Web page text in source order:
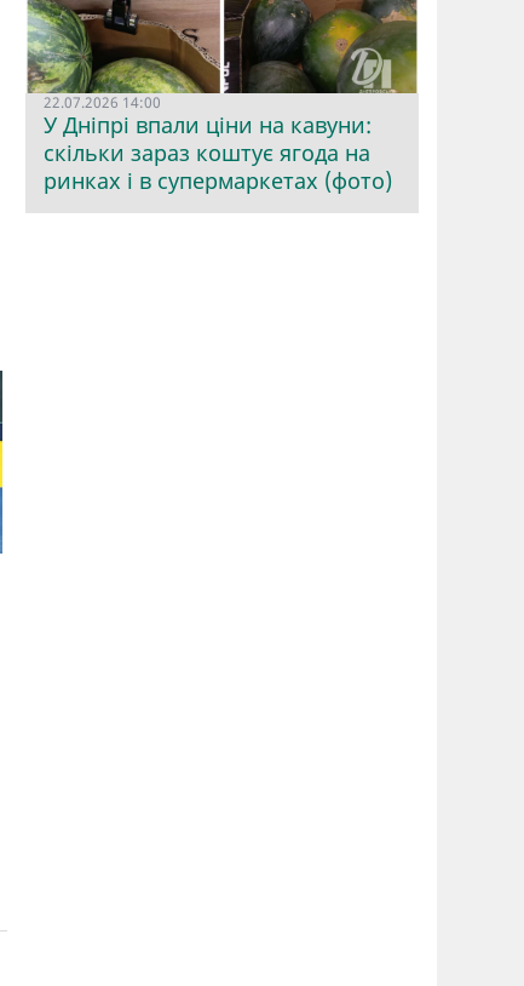
22.07.2026 14:00
У Дніпрі впали ціни на кавуни:
скільки зараз коштує ягода на
ринках і в супермаркетах (фото)